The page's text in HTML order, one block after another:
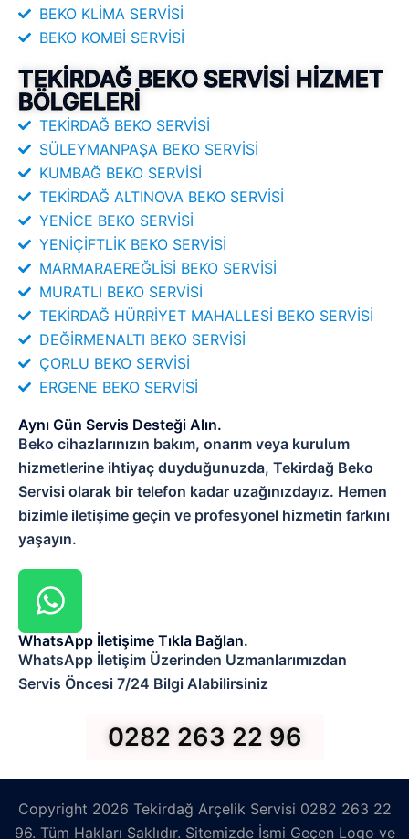
BEKO KLİMA SERVİSİ
BEKO KOMBİ SERVİSİ
TEKİRDAĞ BEKO SERVİSİ HİZMET
BÖLGELERİ
TEKİRDAĞ BEKO SERVİSİ
SÜLEYMANPAŞA BEKO SERVİSİ
KUMBAĞ BEKO SERVİSİ
TEKİRDAĞ ALTINOVA BEKO SERVİSİ
YENİCE BEKO SERVİSİ
YENİÇİFTLİK BEKO SERVİSİ
MARMARAEREĞLİSİ BEKO SERVİSİ
MURATLI BEKO SERVİSİ
TEKİRDAĞ HÜRRİYET MAHALLESİ BEKO SERVİSİ
DEĞİRMENALTI BEKO SERVİSİ
ÇORLU BEKO SERVİSİ
ERGENE BEKO SERVİSİ
Aynı Gün Servis Desteği Alın.
Beko cihazlarınızın bakım, onarım veya kurulum
hizmetlerine ihtiyaç duyduğunuzda, Tekirdağ Beko
Servisi olarak bir telefon kadar uzağınızdayız. Hemen
bizimle iletişime geçin ve profesyonel hizmetin farkını
yaşayın.
WhatsApp İletişime Tıkla Bağlan.
WhatsApp İletişim Üzerinden Uzmanlarımızdan
Servis Öncesi 7/24 Bilgi Alabilirsiniz
0282 263 22 96
Copyright 2026 Tekirdağ Arçelik Servisi 0282 263 22
96. Tüm Hakları Saklıdır. Sitemizde İsmi Geçen Logo ve